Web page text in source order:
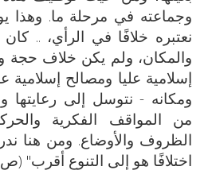
وجماعته في مرحلة ما. وهذا
نعتبره خلافًا في الرأي، ..
والمكان، ولم يكن خلاف حجة
إسلامية عليا ومصالح إسلامية
ومكانه - نتوسل إلى رعايتها
من المواقف الفكرية
الظروف والأوضاع. ومن هنا
اختلافًا هو إلى التنوع أقرب" (ص: